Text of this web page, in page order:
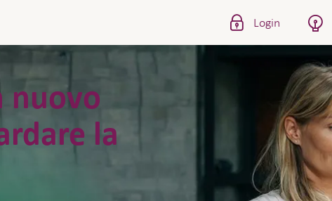
Login
nuovo
la